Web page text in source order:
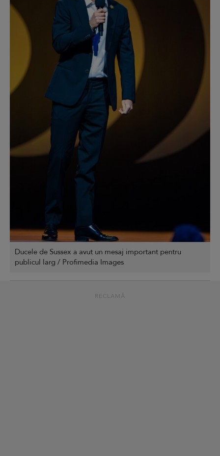
Ducele de Sussex a avut un mesaj important pentru
publicul larg / Profimedia Images
RECLAMĂ